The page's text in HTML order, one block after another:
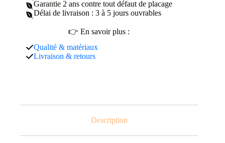
Garantie 2 ans contre tout défaut de placage
Délai de livraison : 3 à 5 jours ouvrables
👉 En savoir plus :
Qualité & matériaux
Livraison & retours
Description